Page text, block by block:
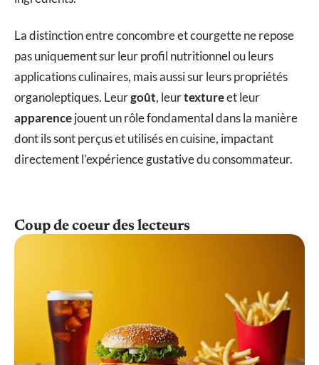
La distinction entre concombre et courgette ne repose
pas uniquement sur leur profil nutritionnel ou leurs
applications culinaires, mais aussi sur leurs propriétés
organoleptiques. Leurgoût, leurtextureet leur
apparencejouent un rôle fondamental dans la manière
dont ils sont perçus et utilisés en cuisine, impactant
directement l’expérience gustative du consommateur.
Coup de coeur des lecteurs